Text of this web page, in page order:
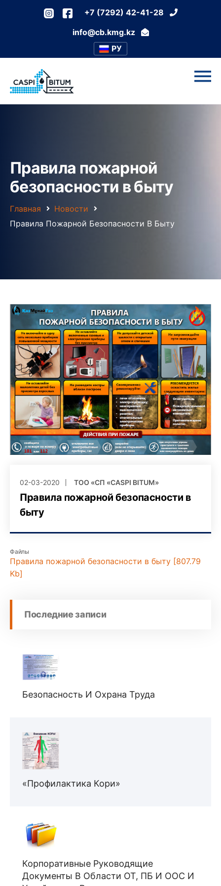
+7 (7292) 42-41-28
info@cb.kmg.kz
РУ
Правила пожарной
безопасности в быту
Главная
Новости
Правила Пожарной Безопасности В Быту
02-03-2020 ТОО «СП «CASPI BITUM»
Правила пожарной безопасности в
быту
Файлы
Правила пожарной безопасности в быту [807.79
Kb]
Последние записи
Безопасность И Охрана Труда
«Профилактика Кори»
Корпоративные Руководящие
Документы В Области ОТ, ПБ И ООС И